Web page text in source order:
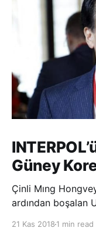
Güney
Çinli Mıng
ardından boşalan
21 Kas 2018 1 min read